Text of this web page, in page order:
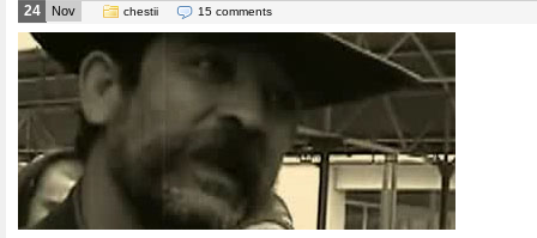
24 Nov chestii 15 comments